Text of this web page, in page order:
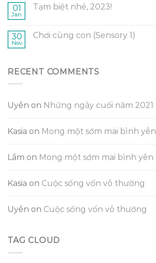
01
Jan
Tạm biệt nhé, 2023!
30
Nov
Chơi cùng con (Sensory 1)
RECENT COMMENTS
Uyên on Những ngày cuối năm 2021
Kasia on Mong một sớm mai bình yên
Lâm on Mong một sớm mai bình yên
Kasia on Cuộc sống vốn vô thường
Uyên on Cuộc sống vốn vô thường
TAG CLOUD